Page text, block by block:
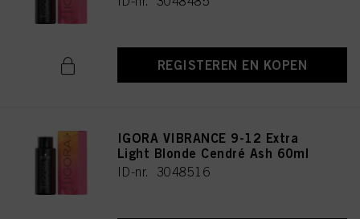
REGISTEREN EN KOPEN
IGORA VIBRANCE 9-12 Extra
Light Blonde Cendré Ash 60ml
ID-nr. 3048516
aanvaarden" te klikken, gaat u akkoord met het gebruik van cookies en met
de verwerking van uw persoonsgegevens voor alle hierboven vermelde
doeleinden. Als u op "Afwijzen" klikt, worden alleen cookies gebruikt die